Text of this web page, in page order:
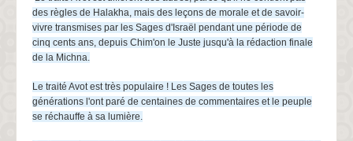
des règles de Halakha, mais des leçons de morale et de savoir-
vivre transmises par les Sages d'Israël pendant une période de
cinq cents ans, depuis Chim'on le Juste jusqu'à la rédaction finale
de la Michna.
Le traité Avot est très populaire ! Les Sages de toutes les
générations l'ont paré de centaines de commentaires et le peuple
se réchauffe à sa lumière.